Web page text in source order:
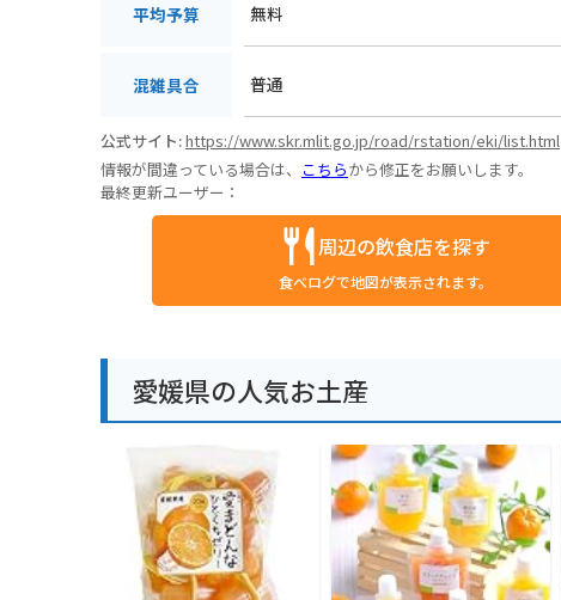
平均予算 無料
混雑具合 普通
公式サイト:https://www.skr.mlit.go.jp/road/rstation/eki/list.html
情報が間違っている場合は、 こちらから修正をお願いします。
最終更新ユーザー：
周辺の飲食店を探す
食べログで地図が表示されます。
愛媛県の人気お土産